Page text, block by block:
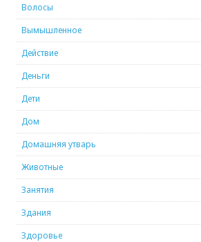
Волосы
Вымышленное
Действие
Деньги
Дети
Дом
Домашняя утварь
Животные
Занятия
Здания
Здоровье